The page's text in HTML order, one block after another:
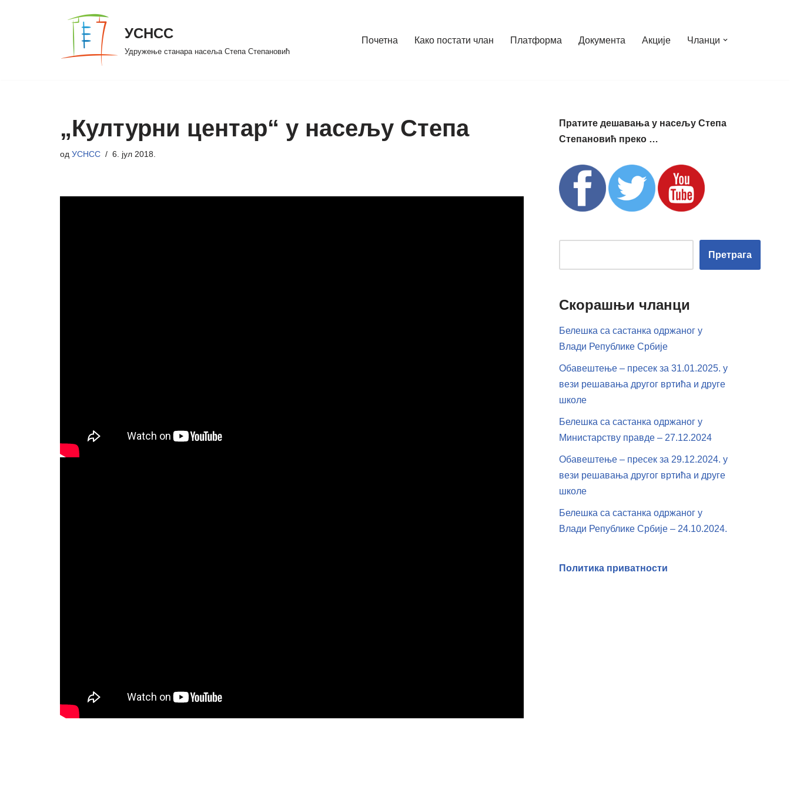
УСНСС
Удружење станара насеља Степа Степановић
Почетна Како постати члан Платформа Документа Акције Чланци
„Културни центар“ у насељу Степа
од УСНСС 6. јул 2018.
Пратите дешавања у насељу Степа
Степановић преко …
Претрага
Скорашњи чланци
Белешка са састанка одржаног у
Влади Републике Србије
Обавештење – пресек за 31.01.2025. у
вези решавања другог вртића и друге
школе
Белешка са састанка одржаног у
Министарству правде – 27.12.2024
Обавештење – пресек за 29.12.2024. у
вези решавања другог вртића и друге
школе
Белешка са састанка одржаног у
Влади Републике Србије – 24.10.2024.
Политика приватности